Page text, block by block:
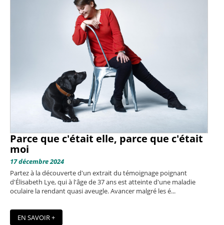
Parce que c'était elle, parce que c'était
moi
17 décembre 2024
Partez à la découverte d'un extrait du témoignage poignant
d'Élisabeth Lye, qui à l'âge de 37 ans est atteinte d'une maladie
oculaire la rendant quasi aveugle. Avancer malgré les é...
EN SAVOIR +